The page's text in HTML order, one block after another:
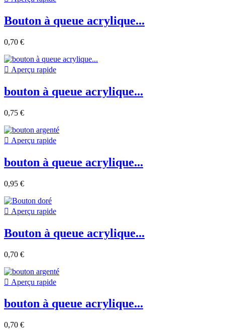
Bouton à queue acrylique...
0,70 €
 Aperçu rapide
bouton à queue acrylique...
0,75 €
 Aperçu rapide
bouton à queue acrylique...
0,95 €
 Aperçu rapide
Bouton à queue acrylique...
0,70 €
 Aperçu rapide
bouton à queue acrylique...
0,70 €